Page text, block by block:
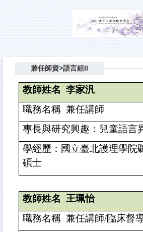
兼任師資>語言組II
教師姓名 李家汎
職務名稱 兼任講師
專長與研究興趣：兒童語言
學經歷：國立臺北護理學院
碩士
教師姓名
王珮怡
職務名稱 兼任講師/臨床督